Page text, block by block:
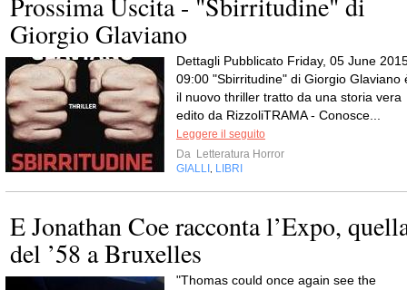
Giorgio Glaviano
Dettagli Pubblicato Friday, 05 June
09:00 "Sbirritudine" di Giorgio Glaviano
il nuovo thriller tratto da una storia vera
edito da RizzoliTRAMA - Conosce...
Leggere il seguito
Da Letteratura Horror
GIALLI
LIBRI
E Jonathan Coe racconta l’Expo,
del ’58 a Bruxelles
"Thomas could once again see the